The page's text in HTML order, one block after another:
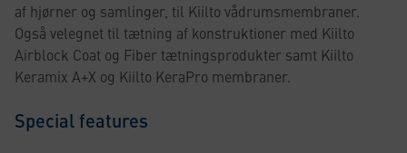
af hjørner og samlinger, til Kiilto vådrumsmembraner.
Også velegnet til tætning af konstruktioner med Kiilto
Airblock Coat og Fiber tætningsprodukter samt Kiilto
Keramix A+X og Kiilto KeraPro membraner.
Special features